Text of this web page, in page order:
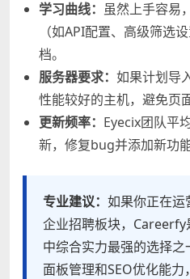
学习曲线： 虽然上手容易
（如API配置、高级筛选
档。
服务器要求： 如果计划导
性能较好的主机，避免页
更新频率： Eyecix团队平
新，修复bug并添加新功
专业建议： 如果你正在运
企业招聘板块，
中综合实力最强的选择
面板管理和SEO优化能